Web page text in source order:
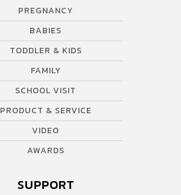
PREGNANCY
BABIES
TODDLER & KIDS
FAMILY
SCHOOL VISIT
PRODUCT & SERVICE
VIDEO
AWARDS
SUPPORT